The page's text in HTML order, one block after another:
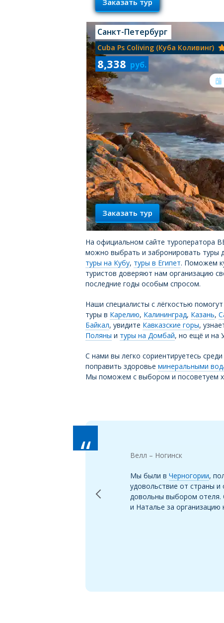
Заказать тур
Санкт-Петербург
Cuba Ps Coliving (куба Коливинг)
8,338 руб.
Заказать тур
На официальном сайте туроператора
можно выбрать и забронировать туры
туры на Кубу, туры в Египет. Поможем
туристов доверяют нам организацию
последние годы особым спросом.
Наши специалисты с лёгкостью
туры в Карелию, Калининград, Казань,
Байкал, увидите Кавказские горы,
Поляны и туры на Домбай, но ещё и на
С нами вы легко сориентируетесь
поправить здоровье минеральными
Мы поможем с выбором и посоветуем
Велл – Ногинск
Мы были в Черногории,
удовольствие от страны
довольны выбором отеля.
и Наталье за организацию